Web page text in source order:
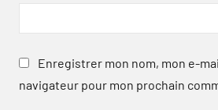
Enregistrer mon nom, mon e-
navigateur pour mon prochain